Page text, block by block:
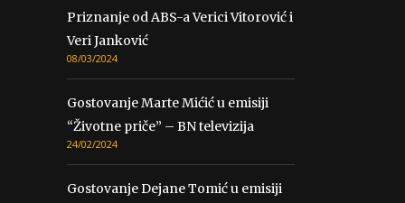
Priznanje od ABS-a Verici Vitorović i
Veri Janković
08/03/2024
Gostovanje Marte Mićić u emisiji
“Životne priče” – BN televizija
24/02/2024
Gostovanje Dejane Tomić u emisiji